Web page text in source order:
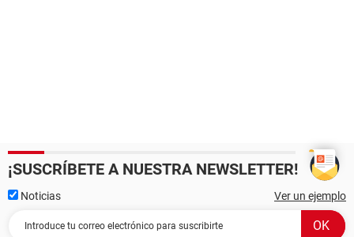
¡SUSCRÍBETE A NUESTRA NEWSLETTER!
Noticias Ver un ejemplo